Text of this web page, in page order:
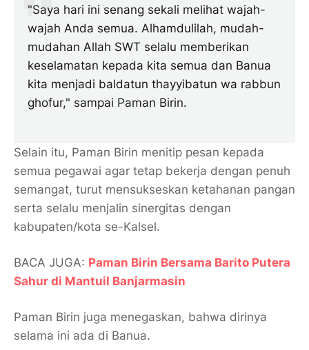
"Saya hari ini senang sekali melihat wajah-
wajah Anda semua. Alhamdulilah, mudah-
mudahan Allah SWT selalu memberikan
keselamatan kepada kita semua dan Banua
kita menjadi baldatun thayyibatun wa rabbun
ghofur," sampai Paman Birin.
Selain itu, Paman Birin menitip pesan kepada
semua pegawai agar tetap bekerja dengan penuh
semangat, turut mensukseskan ketahanan pangan
serta selalu menjalin sinergitas dengan
kabupaten/kota se-Kalsel.
BACA JUGA: Paman Birin Bersama Barito Putera
Sahur di Mantuil Banjarmasin
Paman Birin juga menegaskan, bahwa dirinya
selama ini ada di Banua.